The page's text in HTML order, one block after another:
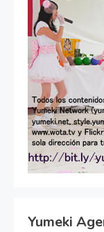
Yumeki